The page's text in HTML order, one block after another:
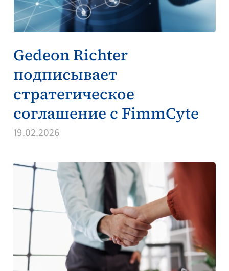
Gedeon Richter
подписывает
стратегическое
соглашение с FimmCyte
19.02.2026